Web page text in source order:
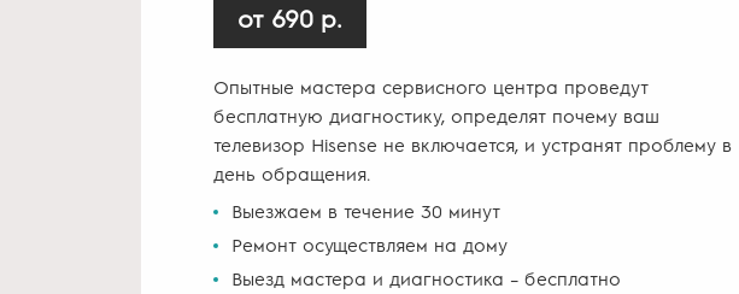
от 690 р.
Опытные мастера сервисного центра проведут
бесплатную диагностику, определят почему ваш
телевизор Hisense не включается, и устранят проблему в
день обращения.
Выезжаем в течение 30 минут
Ремонт осуществляем на дому
Выезд мастера и диагностика – бесплатно